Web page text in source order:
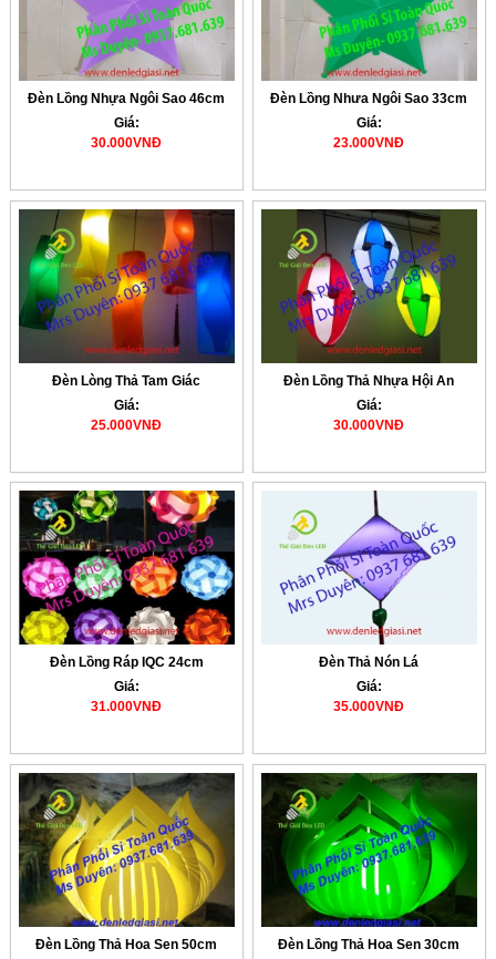
Đèn Lồng Nhựa Ngôi Sao 46cm
Giá:
30.000VNĐ
Đèn Lồng Nhưa Ngôi Sao 33cm
Giá:
23.000VNĐ
Đèn Lòng Thả Tam Giác
Giá:
25.000VNĐ
Đèn Lồng Thả Nhựa Hội An
Giá:
30.000VNĐ
Đèn Lồng Ráp IQC 24cm
Giá:
31.000VNĐ
Đèn Thả Nón Lá
Giá:
35.000VNĐ
Đèn Lồng Thả Hoa Sen 50cm
Đèn Lồng Thả Hoa Sen 30cm